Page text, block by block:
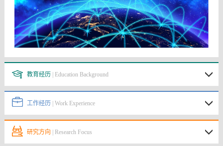
教育经历| Education Background
工作经历| Work Experience
研究方向 | Research Focus